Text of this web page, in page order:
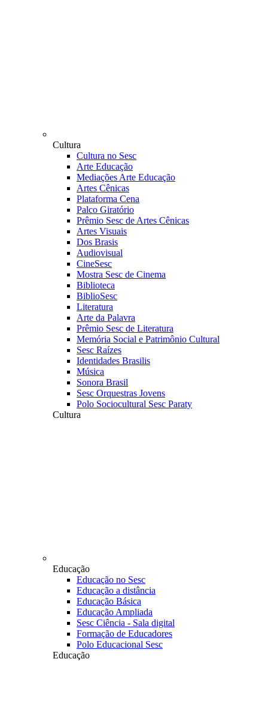
Cultura
Cultura no Sesc
Arte Educação
Mediações Arte Educação
Artes Cênicas
Plataforma Cena
Palco Giratório
Prêmio Sesc de Artes Cênicas
Artes Visuais
Dos Brasis
Audiovisual
CineSesc
Mostra Sesc de Cinema
Biblioteca
BiblioSesc
Literatura
Arte da Palavra
Prêmio Sesc de Literatura
Memória Social e Patrimônio Cultural
Sesc Raízes
Identidades Brasilis
Música
Sonora Brasil
Sesc Orquestras Jovens
Polo Sociocultural Sesc Paraty
Cultura
Educação
Educação no Sesc
Educação a distância
Educação Básica
Educação Ampliada
Sesc Ciência - Sala digital
Formação de Educadores
Polo Educacional Sesc
Educação